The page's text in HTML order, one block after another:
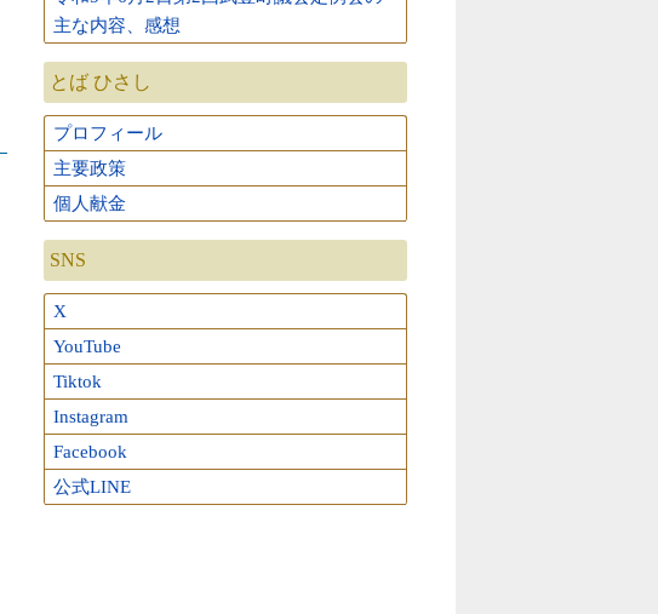
主な内容、感想
とば ひさし
プロフィール
主要政策
個人献金
SNS
X
YouTube
Tiktok
Instagram
Facebook
公式LINE